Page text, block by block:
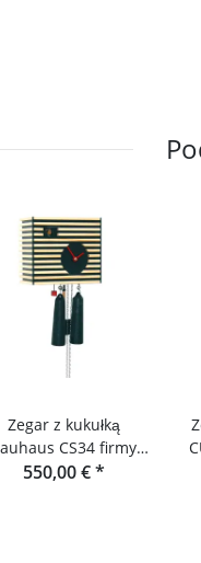
Zegar z kukułką
CS34 firmy
Rombach & Haas
550,00 €*